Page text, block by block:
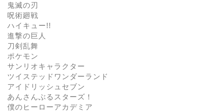
鬼滅の刃
呪術廻戦
ハイキュー!!
進撃の巨人
刀剣乱舞
ポケモン
サンリオキャラクター
ツイステッドワンダーランド
アイドリッシュセブン
あんさんぶるスターズ！
僕のヒーローアカデミア